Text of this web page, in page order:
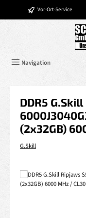
Zum Hauptinhalt springen
Vor-Ort-Service
Navigation
DDR5
(2x32GB)
G.Skill
Bildergalerie überspringen